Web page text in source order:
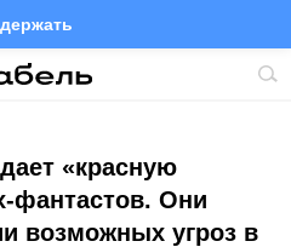
TelegramTwitter
«красную
фантастов. Они
возможных угроз в